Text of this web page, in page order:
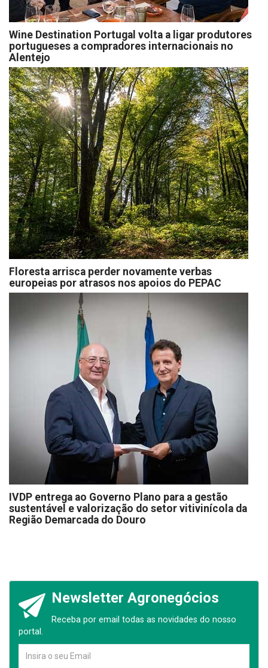
Wine Destination Portugal volta a ligar produtores
portugueses a compradores internacionais no
Alentejo
Floresta arrisca perder novamente verbas
europeias por atrasos nos apoios do PEPAC
IVDP entrega ao Governo Plano para a gestão
sustentável e valorização do setor vitivinícola da
Região Demarcada do Douro
Newsletter Agronegócios
Receba por email todas as novidades do nosso
portal.